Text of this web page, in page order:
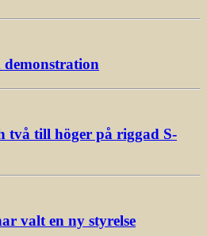
två till höger på riggad S-
valt en ny styrelse